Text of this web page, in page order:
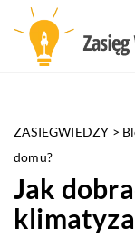
ZASIEGWIEDZY >
domu?
Jak